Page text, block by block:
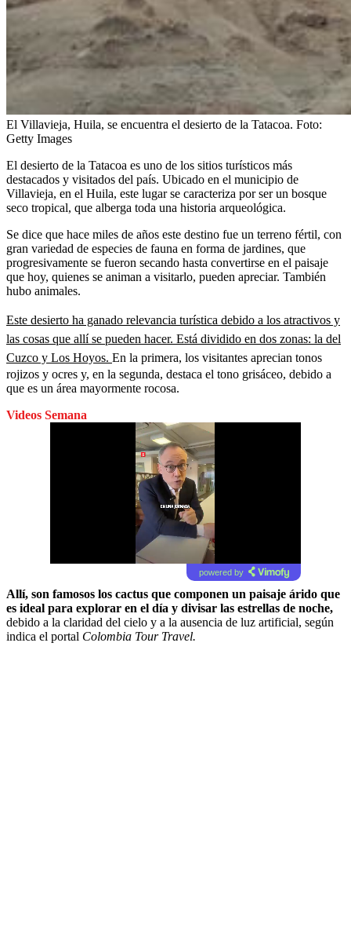
El Villavieja, Huila, se encuentra el desierto de la Tatacoa. Foto:
Getty Images
El desierto de la Tatacoa es uno de los sitios turísticos más
destacados y visitados del país. Ubicado en el municipio de
Villavieja, en el Huila, este lugar se caracteriza por ser un bosque
seco tropical, que alberga toda una historia arqueológica.
Se dice que hace miles de años este destino fue un terreno fértil, con
gran variedad de especies de fauna en forma de jardines, que
progresivamente se fueron secando hasta convertirse en el paisaje
que hoy, quienes se animan a visitarlo, pueden apreciar. También
hubo animales.
Este desierto ha ganado relevancia turística debido a los atractivos y
las cosas que allí se pueden hacer. Está dividido en dos zonas: la del
Cuzco y Los Hoyos. En la primera, los visitantes aprecian tonos
rojizos y ocres y, en la segunda, destaca el tono grisáceo, debido a
que es un área mayormente rocosa.
Videos Semana
powered by
Allí, son famosos los cactus que componen un paisaje árido que
es ideal para explorar en el día y divisar las estrellas de noche,
debido a la claridad del cielo y a la ausencia de luz artificial, según
indica el portal Colombia Tour Travel.